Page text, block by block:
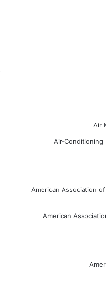
Air
Air-Conditioning
American Association
American